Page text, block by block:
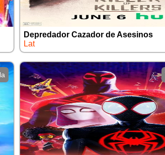
Depredador Cazador de Asesinos
Lat